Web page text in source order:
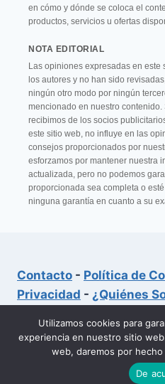
en cómo y dónde se coloca el
productos, servicios u ofertas
NOTA EDITORIAL
Las opiniones expresadas en
los autores y no han sido
ningún otro modo por ningún
mencionado en nuestro
recibimos de los socios
este sitio web, no influye en las
consejos proporcionados por
esforzamos por mantener nuestra
actualizada, pero no podemos
proporcionada sea completa o
ninguna garantía en cuanto a su
© 2026 Aerroc Tutoriales
Contacto - Política de
Privacidad - ¿Quiénes
Utilizamos cookies para
experiencia en nuestro sitio
web, daremos por
De